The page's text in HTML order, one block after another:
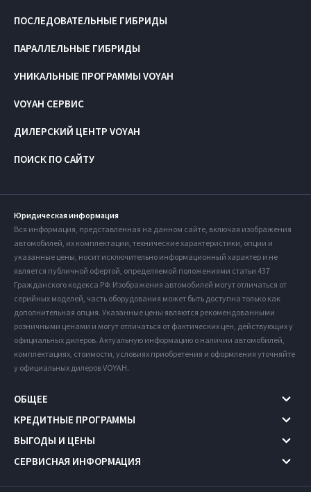
ПОИСК ПО САЙТУ
ПОСЛЕДОВАТЕЛЬНЫЕ ГИБРИДЫ
ПАРАЛЛЕЛЬНЫЕ ГИБРИДЫ
УНИКАЛЬНЫЕ ПРОГРАММЫ VOYAH
VOYAH СЕРВИС
ДИЛЕРСКИЙ ЦЕНТР VOYAH
Юридическая информация
Вся информация, представленная на данном сайте, включая изображения
автомобилей, их комплектации, технические характеристики, опции и
указанные цены, носит исключительно информационный характер и не
является публичной офертой, определяемой положениями статьи 437
Гражданского кодекса РФ. Изображения автомобилей могут отличаться от
серийных моделей, часть оборудования может быть доступна только как
дополнительная опция. Указанные цены являются рекомендованными
розничными ценами и могут отличаться от фактических цен, действующих у
официальных дилеров. Актуальную информацию о наличии автомобилей,
комплектациях, стоимости, условиях приобретения и оформления уточняйте
у официальных дилеров VOYAH.
ОБЩЕЕ
КРЕДИТНЫЕ ПРОГРАММЫ
ВЫГОДЫ И ЦЕНЫ
СЕРВИСНАЯ ИНФОРМАЦИЯ